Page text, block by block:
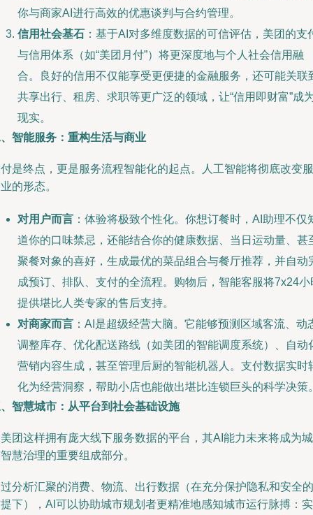
你与商家AI进行高效的优惠谈判与合约管理。
信用社会基石 ：基于AI对多维度数据的可信评估，美团的支
与信用体系（如“美团月付”）将更深度地与个人社会信用融
合。良好的信用不仅能享受更便捷的金融服务，还可能关联
共享出行、租房、求职等更广泛的领域，让“信用即财富”成
现实。
智能服务：重构生活与商业
是终点，更是服务流程智能化的起点。人工智能将彻底改变服
的形态。
对用户而言 ：体验将极致个性化。你想订餐时，AI助理不仅
道你的口味禁忌，还能结合你的健康数据、当日运动量、甚
聚餐对象的喜好，生成最优的菜品组合与餐厅推荐，并自动
成预订、排队、支付的全流程。购物后，智能客服将7x24小
提供堪比人类专家的售后支持。
对商家而言 ：AI是超级经营大脑。它能够预测区域客流、动
调整库存、优化配送路线（如美团的智能调度系统）、自动
营销内容生成，甚至管理后厨的智能机器人。支付数据实时
化为经营洞察，帮助小店也能做出堪比连锁巨头的科学决策
智慧城市：从平台到社会基础设施
团这样拥有庞大线下服务数据的平台，其AI能力未来将成为城
慧治理的重要组成部分。
分析汇聚的消费、物流、出行数据（在充分保护隐私和安全的
下），AI可以协助城市规划者更精准地感知城市运行脉搏：实